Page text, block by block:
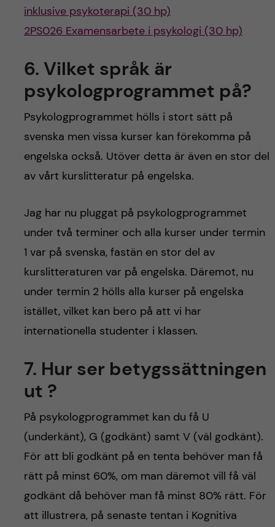
inklusive psykoterapi (30 hp)
2PS026 Examensarbete i psykologi (30 hp)
6. Vilket språk är
psykologprogrammet på?
Psykologprogrammet hölls i stort sätt på
svenska men vissa kurser kan förekomma på
engelska också. Utöver detta är även en stor del
av vårt kurslitteratur på engelska.
Jag har nu pluggat på psykologprogrammet
under två terminer och alla kurser under termin
1 var på svenska, fastän en stor del av
kurslitteraturen var på engelska. Däremot, nu
under termin 2 hölls alla kurser på engelska
istället, vilket kan bero på att vi har
internationella studenter i klassen.
7. Hur ser betygssättningen
ut ?
På psykologprogrammet kan du få U
(underkänt), G (godkänt) samt V (väl godkänt).
För att bli godkänt på en tenta behöver man få
rätt på minst 60%, om man däremot vill få väl
godkänt då behöver man få minst 80% rätt. För
att illustrera, på senaste tentan i Kognitiva